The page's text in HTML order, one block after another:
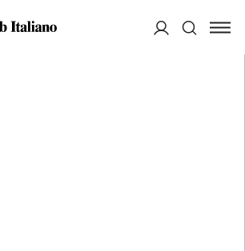
NAZIONALE DI PONTECAGNANO